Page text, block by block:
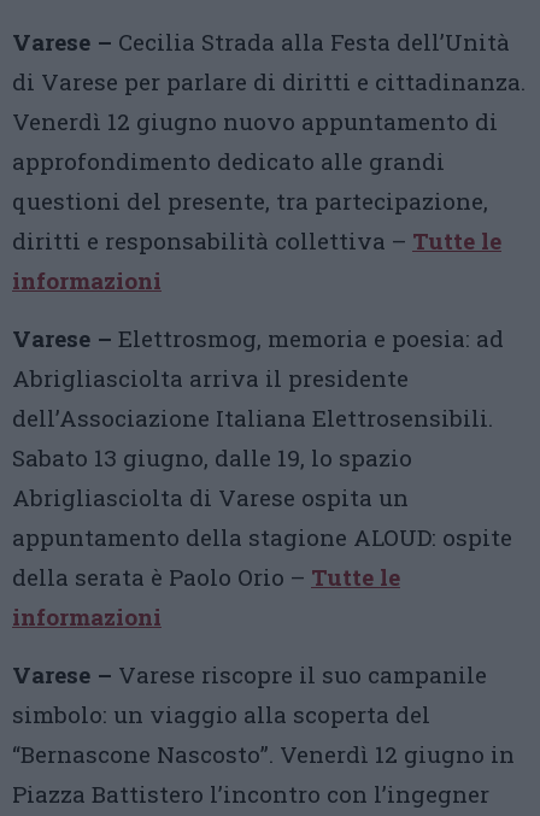
Varese – Cecilia Strada alla Festa dell’Unità
di Varese per parlare di diritti e cittadinanza.
Venerdì 12 giugno nuovo appuntamento di
approfondimento dedicato alle grandi
questioni del presente, tra partecipazione,
diritti e responsabilità collettiva – Tutte le
informazioni
Varese – Elettrosmog, memoria e poesia: ad
Abrigliasciolta arriva il presidente
dell’Associazione Italiana Elettrosensibili.
Sabato 13 giugno, dalle 19, lo spazio
Abrigliasciolta di Varese ospita un
appuntamento della stagione ALOUD: ospite
della serata è Paolo Orio – Tutte le
informazioni
Varese – Varese riscopre il suo campanile
simbolo: un viaggio alla scoperta del
“Bernascone Nascosto”. Venerdì 12 giugno in
Piazza Battistero l’incontro con l’ingegner